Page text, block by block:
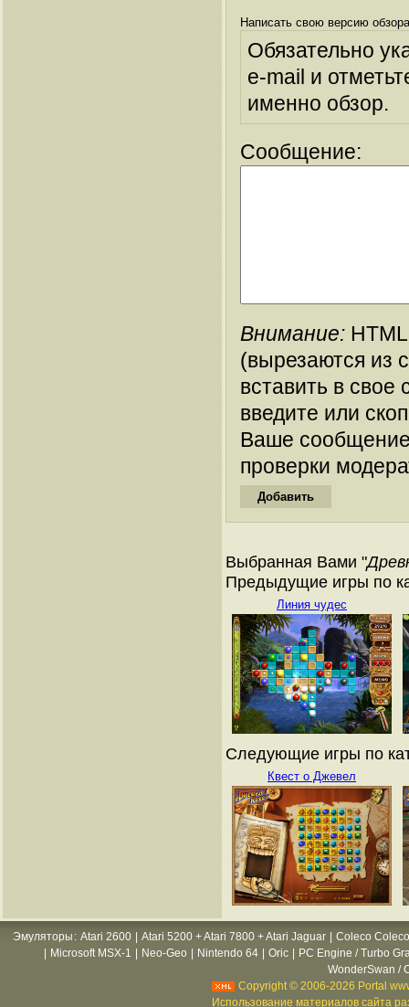
Написать свою версию
Обязательно
e-mail и
именно обзор.
Сообщение:
Внимание:
(вырезаются из
вставить в
введите или
Ваше
проверки
Выбранная Вами "
Предыдущие игры по
Линия чудес
Следующие игры по
Квест о Джевел
Эмуляторы : Atari 2600 Atari 5200 + Atari 7800 + Atari Jaguar
Coleco
Microsoft MSX-1 Neo-Geo Nintendo 64 Oric
PC Engine / Turbo
WonderSwan /
Copyright © 2006-2026 Portal
Использование материалов сайта